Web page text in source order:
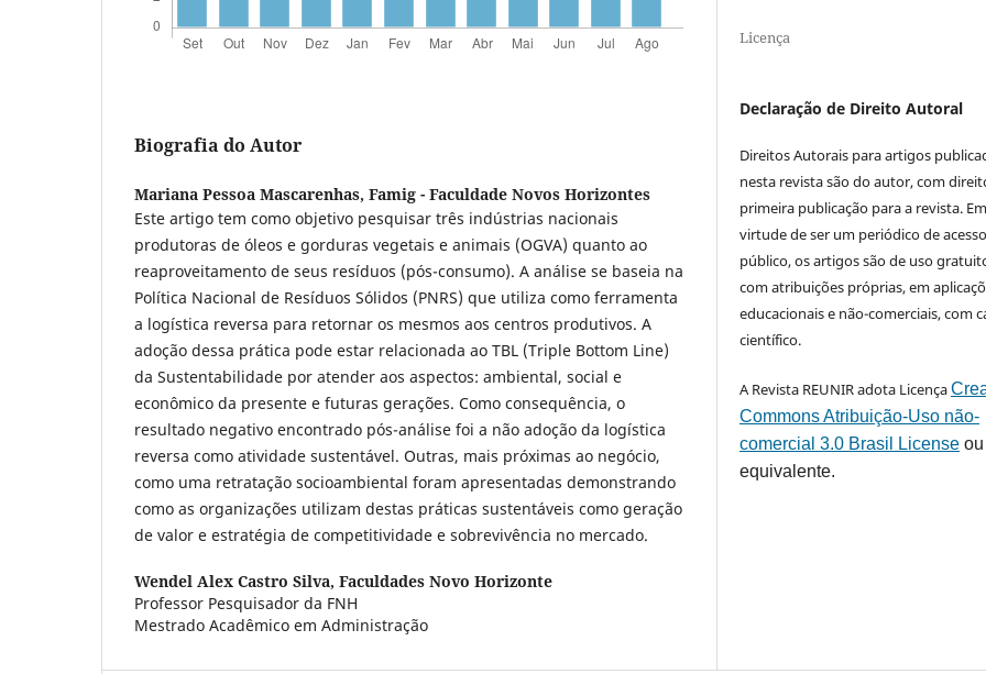
Biografia do Autor
Mariana Pessoa Mascarenhas, Famig - Faculdade Novos Horizontes
Este artigo tem como objetivo pesquisar três indústrias nacionais
produtoras de óleos e gorduras vegetais e animais (OGVA) quanto ao
reaproveitamento de seus resíduos (pós-consumo). A análise se baseia na
Política Nacional de Resíduos Sólidos (PNRS) que utiliza como ferramenta
a logística reversa para retornar os mesmos aos centros produtivos. A
adoção dessa prática pode estar relacionada ao TBL (Triple Bottom Line)
da Sustentabilidade por atender aos aspectos: ambiental, social e
econômico da presente e futuras gerações. Como consequência, o
resultado negativo encontrado pós-análise foi a não adoção da logística
reversa como atividade sustentável. Outras, mais próximas ao negócio,
como uma retratação socioambiental foram apresentadas demonstrando
como as organizações utilizam destas práticas sustentáveis como geração
de valor e estratégia de competitividade e sobrevivência no mercado.
Wendel Alex Castro Silva, Faculdades Novo Horizonte
Professor Pesquisador da FNH
Mestrado Acadêmico em Administração
Licença
Declaração de Direito Autoral
Direitos Autorais para artigos
nesta revista são do autor, com
primeira publicação para a revista. Em
virtude de ser um periódico de acesso
público, os artigos são de uso
com atribuições próprias, em
educacionais e não-comerciais, com
científico.
A Revista REUNIR adota Licença
Commons Atribuição-Uso não-
comercial 3.0 Brasil License
equivalente.